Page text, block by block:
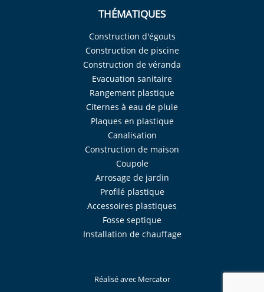
THÉMATIQUES
Construction d'égouts
Construction de piscine
Construction de véranda
Evacuation sanitaire
Rangement plastique
Citernes à eau de pluie
Plaques en plastique
Canalisation
Construction de maison
Coupole
Arrosage de jardin
Profilé plastique
Accessoires plastiques
Fosse septique
Installation de chauffage
Réalisé avec Mercator